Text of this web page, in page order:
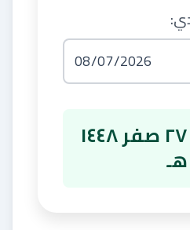
٢٧ صفر ١٤٤٨
هـ